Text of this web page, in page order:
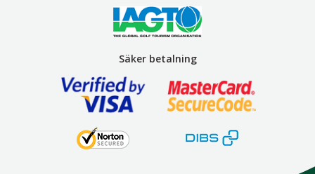
Säker betalning